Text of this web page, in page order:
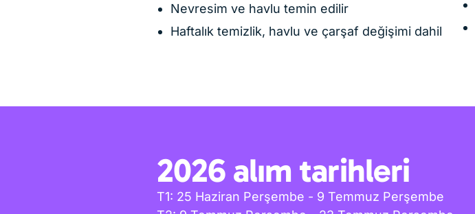
Nevresim ve havlu temin edilir
Haftalık temizlik, havlu ve çarşaf değişimi dahil
2026 alım tarihleri
T1: 25 Haziran Perşembe - 9 Temmuz Perşembe